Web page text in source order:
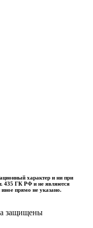
характер и ни при
435 ГК РФ и не являются
прямо не указано.
защищены